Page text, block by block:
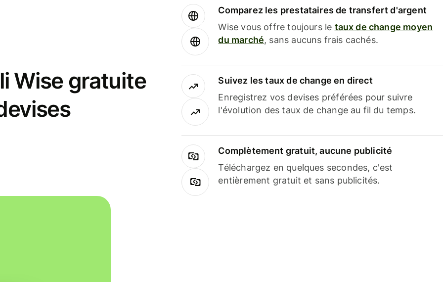
Wise gratuite
Comparez les prestataires de transfert d'argent
Wise vous offre toujours le taux de change moyen
du marché, sans aucuns frais cachés.
Suivez les taux de change en direct
Enregistrez vos devises préférées pour suivre
l'évolution des taux de change au fil du temps.
Complètement gratuit, aucune publicité
Téléchargez en quelques secondes, c'est
entièrement gratuit et sans publicités.